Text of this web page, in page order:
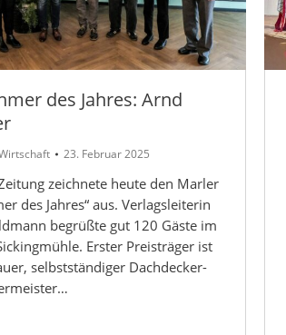
des Jahres: Arnd
23. Februar 2025
zeichnete heute den Marler
des Jahres“ aus. Verlagsleiterin
begrüßte gut 120 Gäste im
Erster Preisträger ist
selbstständiger Dachdecker-